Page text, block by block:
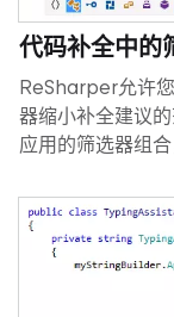
代码补全中的
ReSharper允许
器缩小补全建议
应用的筛选器组